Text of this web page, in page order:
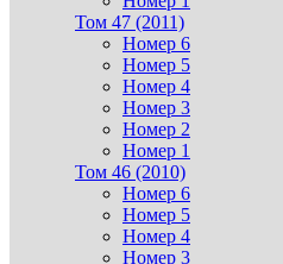
Том 47 (2011)
Номер 6
Номер 5
Номер 4
Номер 3
Номер 2
Номер 1
Том 46 (2010)
Номер 6
Номер 5
Номер 4
Номер 3